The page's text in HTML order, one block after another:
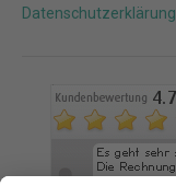
Datenschutzerklärung